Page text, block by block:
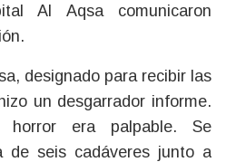
Al Aqsa comunicaron
designado para recibir las
un desgarrador informe.
era palpable. Se
de seis cadáveres junto a